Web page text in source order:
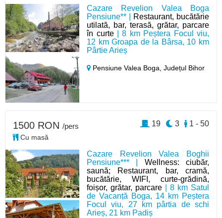
Cazare Revelion Valea Boga
Pensiune** |
Restaurant, bucătărie
utilată, bar, terasă, grătar, parcare
în curte| 8 km Peștera Focul viu,
12 km Groapa de la Bârsa, 10 km
Pârtie Arieș
Pensiune Valea Boga,Județul Bihor
Cazare Revelion Valea Boghii
Pensiune*** | Wellness: ciubăr,
saună; Restaurant, bar, cramă,
bucătărie, WIFI, curte-grădină,
foișor, grătar, parcare | 8 km Satul
de Vacanță Boga, 14 km Peștera
Focul viu, 27 km pârtia de schi
Arieș, 21 km Padiș
1500 RON /pers
Cu masă
1 - 50
3
19